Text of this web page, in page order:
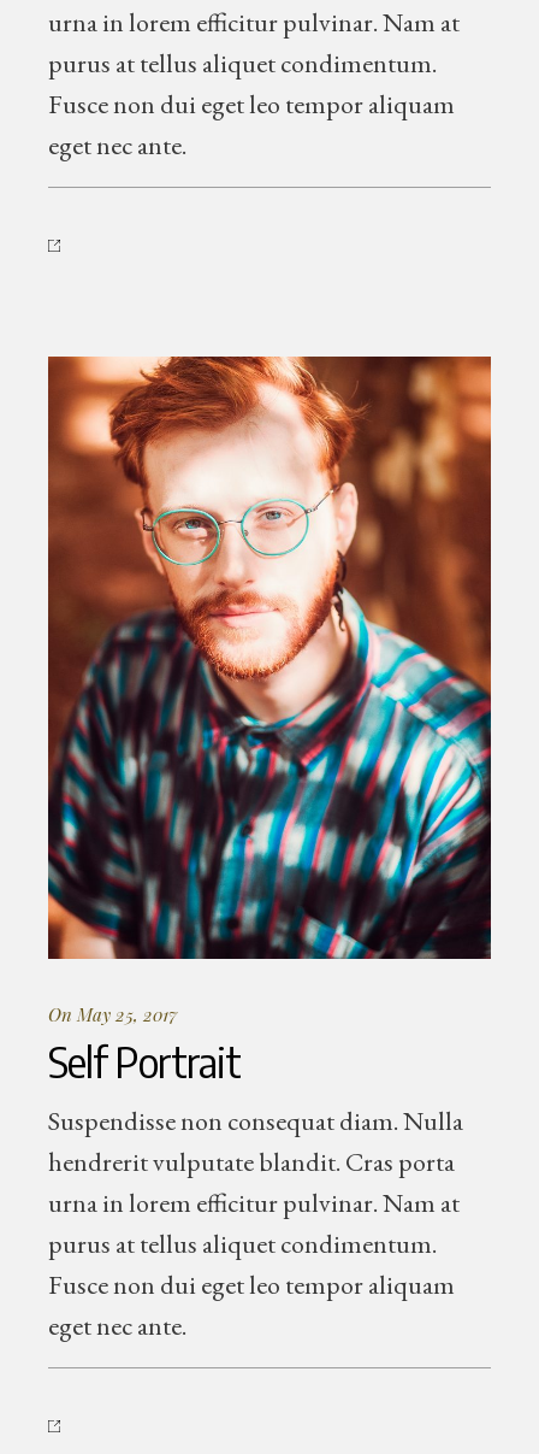
urna in lorem efficitur pulvinar. Nam at
purus at tellus aliquet condimentum.
Fusce non dui eget leo tempor aliquam
eget nec ante.
On May 25, 2017
Self Portrait
Suspendisse non consequat diam. Nulla
hendrerit vulputate blandit. Cras porta
urna in lorem efficitur pulvinar. Nam at
purus at tellus aliquet condimentum.
Fusce non dui eget leo tempor aliquam
eget nec ante.